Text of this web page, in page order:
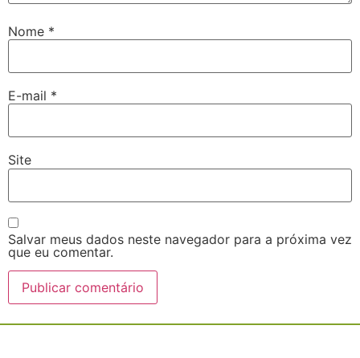
Nome *
E-mail *
Site
Salvar meus dados neste navegador para a próxima vez
que eu comentar.